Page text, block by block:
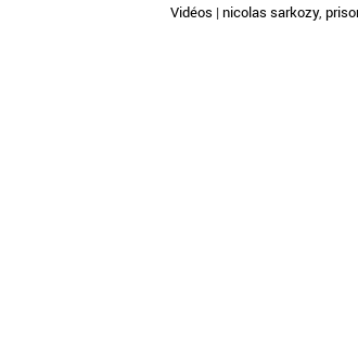
Vidéos | nicolas sarkozy,